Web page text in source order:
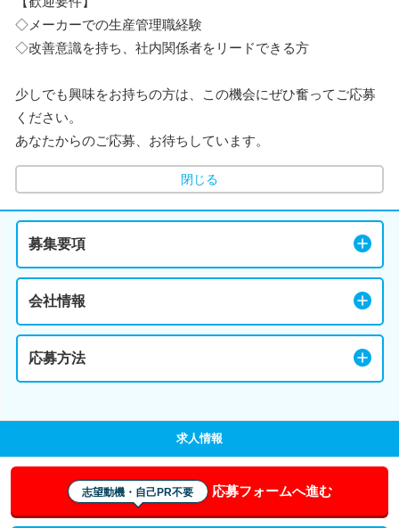
◇メーカーでの生産管理職経験
◇改善意識を持ち、社内関係者をリードできる方
少しでも興味をお持ちの方は、この機会にぜひ奮ってご応募
ください。
あなたからのご応募、お待ちしています。
閉じる
募集要項
会社情報
応募方法
求人情報
志望動機・自己PR不要 応募フォームへ進む